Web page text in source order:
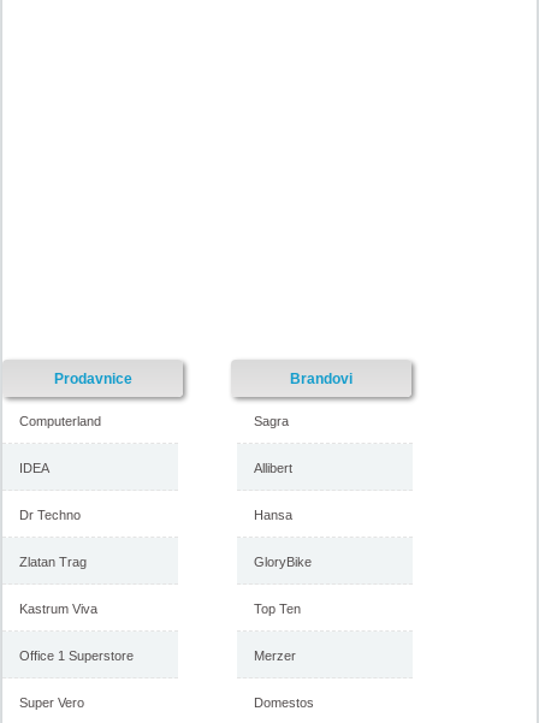
Prodavnice
Computerland
IDEA
Dr Techno
Zlatan Trag
Kastrum Viva
Office 1 Superstore
Super Vero
Brandovi
Sagra
Allibert
Hansa
GloryBike
Top Ten
Merzer
Domestos